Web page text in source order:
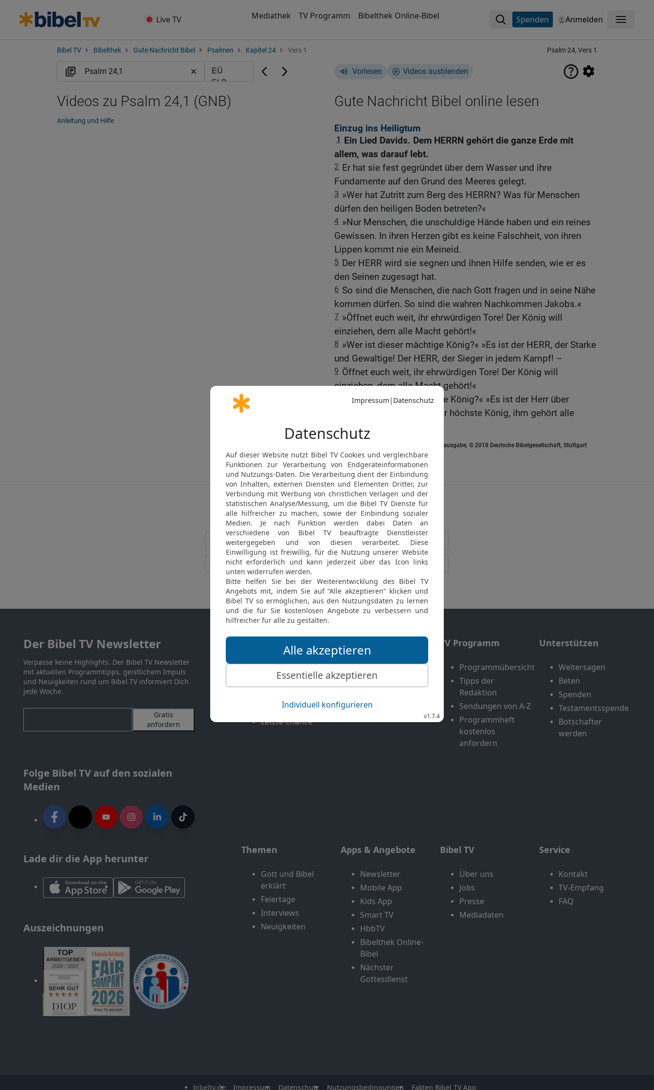
Live TV Mediathek TV Programm Bibelthek Online-Bibel Spenden Anmelden Menü
Bibel TV Bibelthek Gute Nachricht Bibel Psalmen Kapitel 24 Vers 1 Psalm 24, Vers 1
Vorlesen Videos ausblenden
Gute Nachricht Bibel online lesen
Einzug ins Heiligtum
1
Ein Lied Davids. Dem HERRN gehört die ganze Erde mit
allem, was darauf lebt.
2 Er hat sie fest gegründet über dem Wasser und ihre
Fundamente auf den Grund des Meeres gelegt.
3 »Wer hat Zutritt zum Berg des HERRN? Was für Menschen
dürfen den heiligen Boden betreten?«
4 »Nur Menschen, die unschuldige Hände haben und ein reines
Gewissen. In ihren Herzen gibt es keine Falschheit, von ihren
Lippen kommt nie ein Meineid.
5 Der HERR wird sie segnen und ihnen Hilfe senden, wie er es
den Seinen zugesagt hat.
6 So sind die Menschen, die nach Gott fragen und in seine Nähe
kommen dürfen. So sind die wahren Nachkommen Jakobs.«
7 »Öffnet euch weit, ihr ehrwürdigen Tore! Der König will
einziehen, dem alle Macht gehört!«
8 »Wer ist dieser mächtige König?« »Es ist der HERR, der Starke
und Gewaltige! Der HERR, der Sieger in jedem Kampf! –
9 Öffnet euch weit, ihr ehrwürdigen Tore! Der König will
einziehen, dem alle Macht gehört!«
»Wer ist dieser mächtige König?« »Es ist der Herr über
Himmel und Erde! Er ist der höchste König, ihm gehört alle
Macht!«
Gute Nachricht Bibel, durchgesehene Neuausgabe, © 2018 Deutsche Bibelgesellschaft, Stuttgart
Videos zu Psalm 24,1 (GNB)
Anleitung und Hilfe
Möchtest du uns Feedback geben?
Bewertung der Bibelthek
FEEDBACK SENDEN
Der Bibel TV Newsletter
Verpasse keine Highlights. Der Bibel TV Newsletter
mit aktuellen Programmtipps, geistlichem Impuls
und Neuigkeiten rund um Bibel TV informiert Dich
jede Woche.
Gratis
anfordern
Folge Bibel TV auf den sozialen
Medien
Lade dir die App herunter
Auszeichnungen
Mehr entdecken
Exklusiv
Alle Sendungen
Letzte Chance
Livestream
Bibel TV
Bibel TV Impuls
MeinGottesdienst
TV Programm
Programmübersicht
Tipps der
Redaktion
Sendungen von A-Z
Programmheft
kostenlos
anfordern
Unterstützen
Weitersagen
Beten
Spenden
Testamentsspende
Botschafter
werden
Themen
Gott und Bibel
erklärt
Feiertage
Interviews
Neuigkeiten
Apps & Angebote
Newsletter
Mobile App
Kids App
Smart TV
HbbTV
Bibelthek Online-
Bibel
Nächster
Gottesdienst
Bibel TV
Über uns
Jobs
Presse
Mediadaten
Service
Kontakt
TV-Empfang
FAQ
bibeltv.de: Impressum Datenschutz Nutzungsbedingungen Fakten Bibel TV App